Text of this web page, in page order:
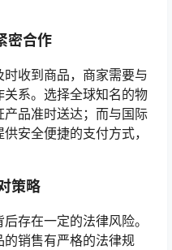
密合作
收到商品，商家需要与
系。选择全球知名的物
品准时送达；而与国际
安全便捷的支付方式，
策略
存在一定的法律风险。
销售有严格的法律规